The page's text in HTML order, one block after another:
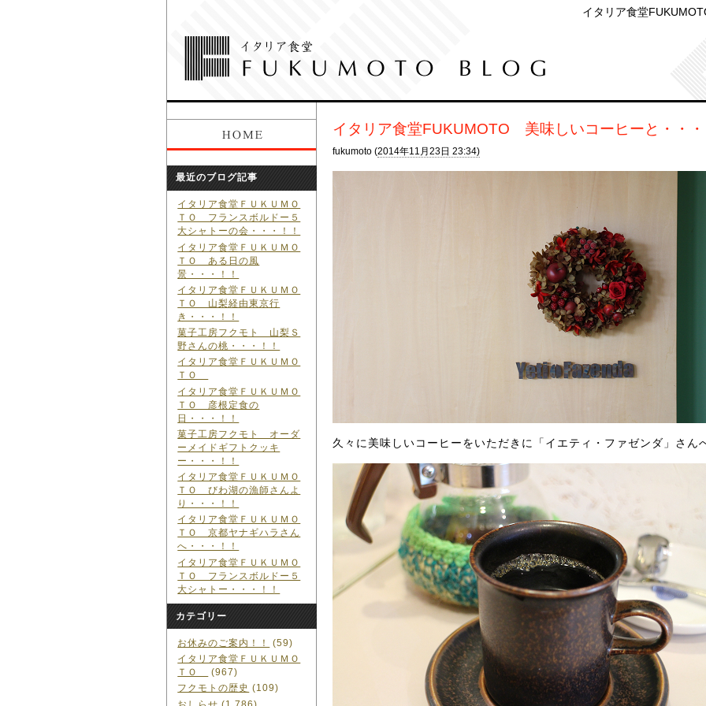
イタリア食堂
イタリア食堂FUKUMOTO 美味しいコーヒーと・・
fukumoto (2014年11月23日 23:34)
久々に美味しいコーヒーをいただきに「イエティ・ファゼンダ」さん
最近のブログ記事
イタリア食堂ＦＵＫＵＭＯ
ＴＯ フランスボルドー５
大シャトーの会・・・！！
イタリア食堂ＦＵＫＵＭＯ
ＴＯ ある日の風
景・・・！！
イタリア食堂ＦＵＫＵＭＯ
ＴＯ 山梨経由東京行
き・・・！！
菓子工房フクモト 山梨Ｓ
野さんの桃・・・！！
イタリア食堂ＦＵＫＵＭＯ
ＴＯ
イタリア食堂ＦＵＫＵＭＯ
ＴＯ 彦根定食の
日・・・！！
菓子工房フクモト オーダ
ーメイドギフトクッキ
ー・・・！！
イタリア食堂ＦＵＫＵＭＯ
ＴＯ びわ湖の漁師さんよ
り・・・！！
イタリア食堂ＦＵＫＵＭＯ
ＴＯ 京都ヤナギハラさん
へ・・・！！
イタリア食堂ＦＵＫＵＭＯ
ＴＯ フランスボルドー５
大シャトー・・・！！
カテゴリー
お休みのご案内！！
(59)
イタリア食堂ＦＵＫＵＭＯ
ＴＯ
(967)
フクモトの歴史 (109)